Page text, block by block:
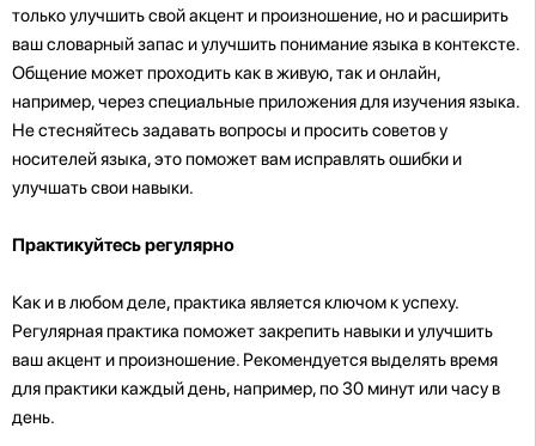
только улучшить свой акцент и произношение, нои расширить
ваш словарный запас и улучшить понимание языка в контексте.
Общение может проходить как в живую, так и онлайн,
например, через специальные приложения для изучения языка.
Не стесняйтесь задавать вопросы и просить советов у
носителей языка, это поможет вам исправлять ошибки и
улучшать свои навыки.
Практикуйтесь регулярно
Как и в любом деле, практика является ключом к успеху.
Регулярная практика поможет закрепить навыки и улучшить
ваш акцент и произношение. Рекомендуется выделять время
для практики каждый день, например, по 30 минут или часу в
день.